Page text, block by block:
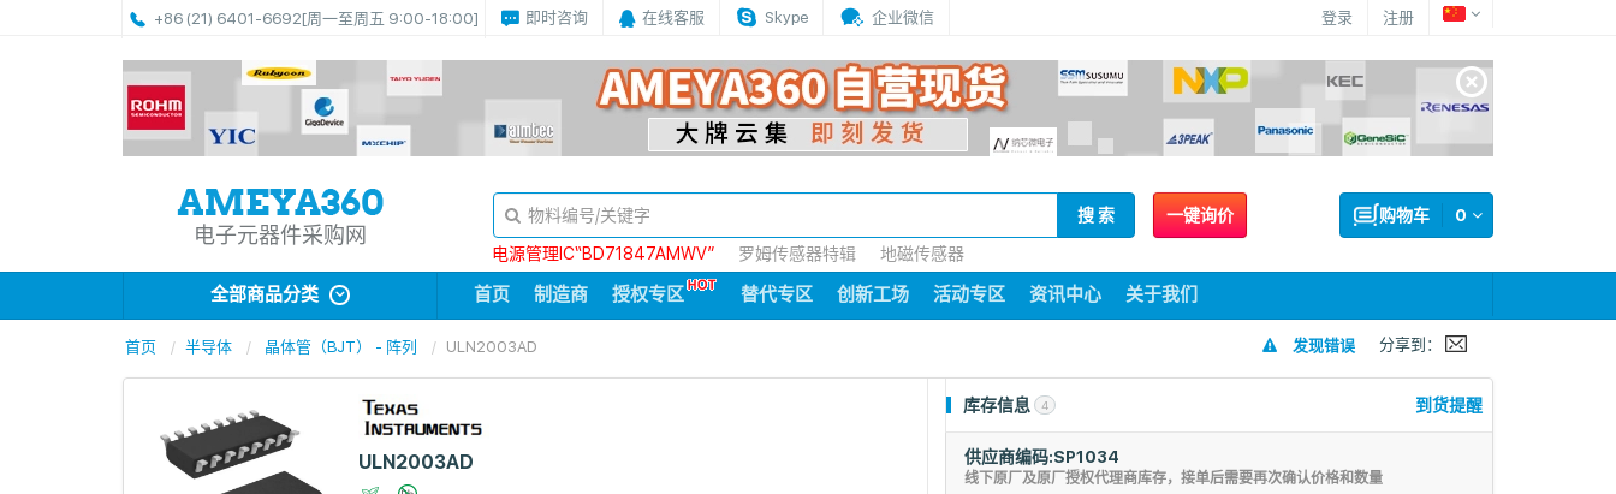
+86 (21) 6401-6692[周一至周五 9:00-18:00] 即时咨询 在线客服 Skype 企业微信 登录 注册
电子元器件采购网
一键询价 0
购物车
搜 索
电源管理IC“BD71847AMWV”
罗姆传感器特辑 地磁传感器
全部商品分类 首页 制造商 授权专区 替代专区 创新工场 活动专区 资讯中心 关于我们
首页 半导体 晶体管（BJT） - 阵列 ULN2003AD 发现错误 分享到：
ULN2003AD
库存信息 4 到货提醒
供应商编码:SP1034
线下原厂及原厂授权代理商库存，接单后需要再次确认价格和数量